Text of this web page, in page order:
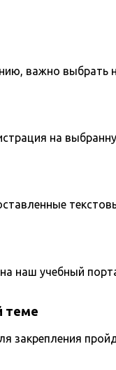
важно
на
наш учебный
теме
закрепления